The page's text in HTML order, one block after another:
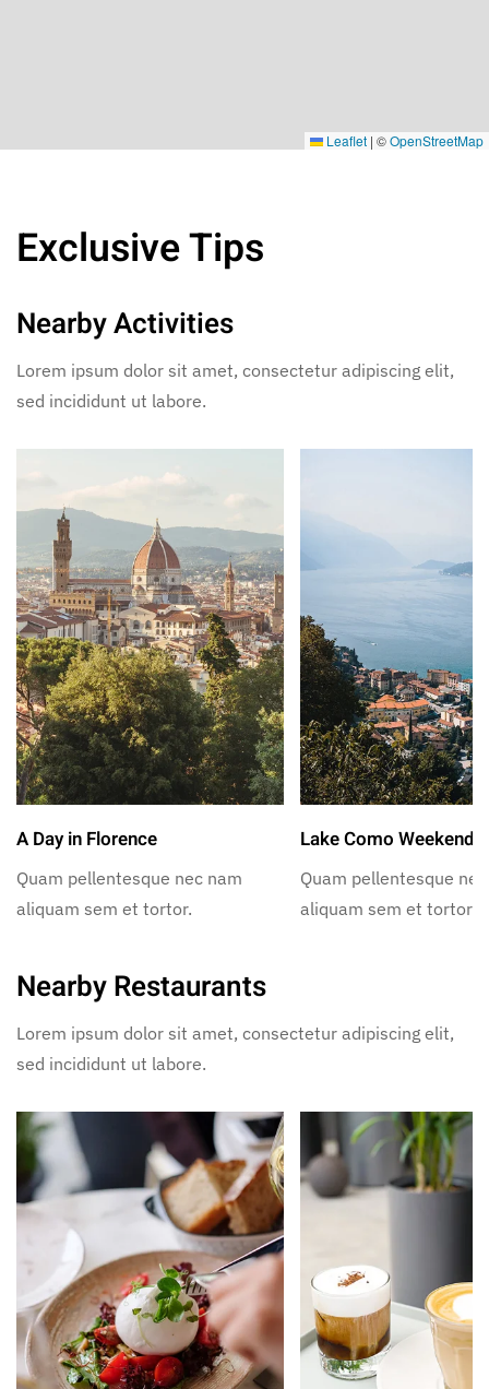
Leaflet | ©OpenStreetMap
Exclusive Tips
Nearby Activities
Lorem ipsum dolor sit amet, consectetur adipiscing elit,
sed incididunt ut labore.
A Day in Florence
Quam pellentesque nec nam
aliquam sem et tortor.
Lake Como Weekend
Quam pellentesque
aliquam sem et tortor.
Nearby Restaurants
Lorem ipsum dolor sit amet, consectetur adipiscing elit,
sed incididunt ut labore.